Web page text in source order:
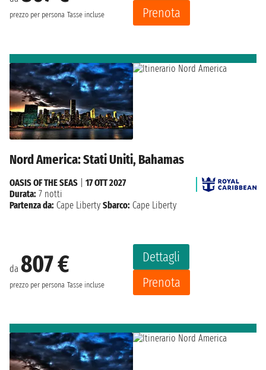
prezzo per persona Tasse incluse
Prenota
Nord America: Stati Uniti, Bahamas
da 807 €
prezzo per persona Tasse incluse
Dettagli
Prenota
OASIS OF THE SEAS
17 OTT 2027
Durata: 7 notti
Partenza da: Cape Liberty Sbarco: Cape Liberty